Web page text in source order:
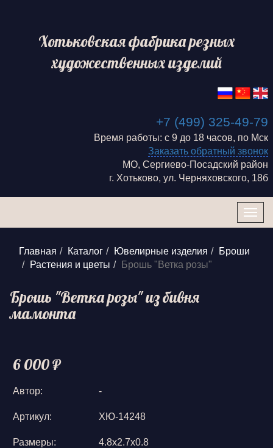
Хотьковская фабрика резных
художественных изделий
+7 (499) 325-49-79
Время работы: с 9 до 18 часов, по Мск
Заказать обратный звонок
МО, Сергиево-Посадский район
г. Хотьково, ул. Черняховского, 18б
Главная Каталог Ювелирные изделия
Броши
Растения и цветы
Брошь "Ветка розы"
Брошь "Ветка розы" из бивня
мамонта
6 000 ₽
Автор: -
Артикул: ХЮ-14248
Размеры: 4.8х2.7х0.8